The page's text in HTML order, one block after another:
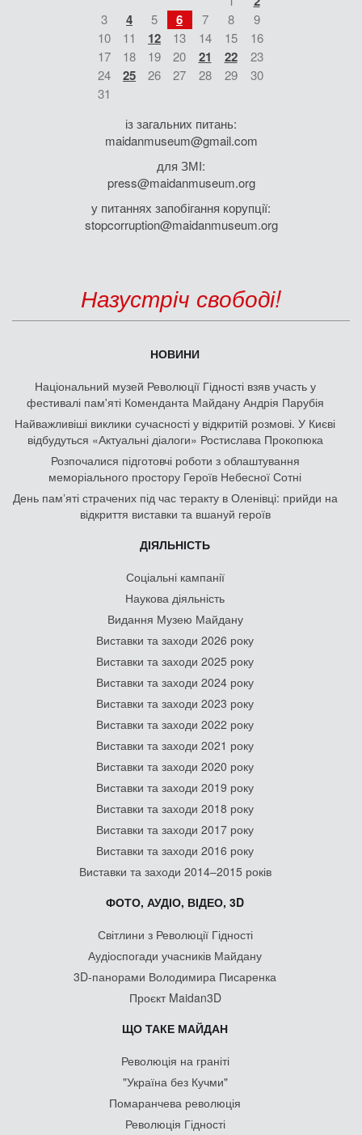
3 4 5 6 7 8
9
10
11 12 13 14 15
16
17
18 19 20 21 22
23
24
25 26 27 28 29
30
31
із загальних питань:
maidanmuseum@gmail.com
для ЗМІ:
press@maidanmuseum.org
у питаннях запобігання корупції:
stopcorruption@maidanmuseum.org
Назустріч свободі!
НОВИНИ
Національний музей Революції Гідності взяв участь у
фестивалі пам'яті Коменданта Майдану Андрія Парубія
Найважливіші виклики сучасності у відкритій розмові. У Києві
відбудуться «Актуальні діалоги» Ростислава Прокопюка
Розпочалися підготовчі роботи з облаштування
меморіального простору Героїв Небесної Сотні
День памʼяті страчених під час теракту в Оленівці: прийди на
відкриття виставки та вшануй героїв
ДІЯЛЬНІСТЬ
Соціальні кампанії
Наукова діяльність
Видання Музею Майдану
Виставки та заходи 2026 року
Виставки та заходи 2025 року
Виставки та заходи 2024 року
Виставки та заходи 2023 року
Виставки та заходи 2022 року
Виставки та заходи 2021 року
Виставки та заходи 2020 року
Виставки та заходи 2019 року
Виставки та заходи 2018 року
Виставки та заходи 2017 року
Виставки та заходи 2016 року
Виставки та заходи 2014–2015 років
ФОТО, АУДІО, ВІДЕО, 3D
Світлини з Революції Гідності
Аудіоспогади учасників Майдану
3D-панорами Володимира Писаренка
Проєкт Maidan3D
ЩО ТАКЕ МАЙДАН
Революція на граніті
"Україна без Кучми"
Помаранчева революція
Революція Гідності